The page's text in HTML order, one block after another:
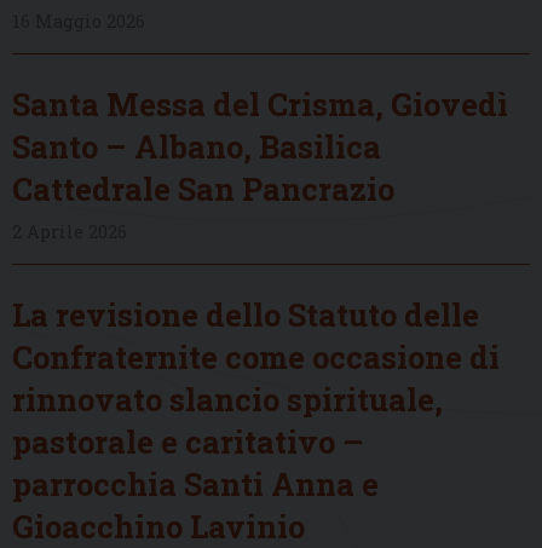
Santa Messa del Crisma, Giovedì
Santo – Albano, Basilica
Cattedrale San Pancrazio
La revisione dello Statuto delle
Confraternite come occasione di
rinnovato slancio spirituale,
pastorale e caritativo –
parrocchia Santi Anna e
Gioacchino Lavinio